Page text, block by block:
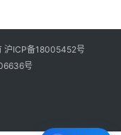
沪ICP备18005452号
号